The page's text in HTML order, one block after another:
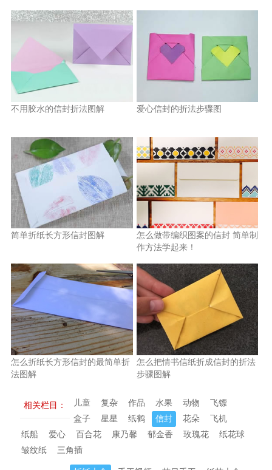
不用胶水的信封折法图解 爱心信封的折法步骤图
简单折纸长方形信封图解
怎么做带编织图案的信封 简单制
作方法学起来！
怎么折纸长方形信封的最简单折
法图解
怎么把情书信纸折成信封的折法
步骤图解
相关栏目： 儿童 复杂 作品 水果 动物
飞镖
盒子
星星 纸鹤 信封 花朵
飞机
纸船
爱心 百合花 康乃馨 郁金香 玫瑰花
纸花球
皱纹纸
三角插